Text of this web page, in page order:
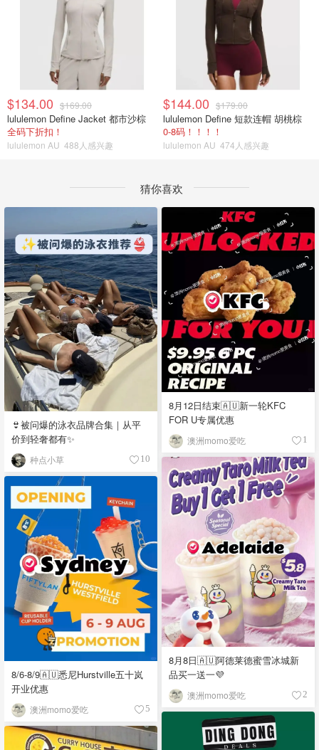
$134.00 $169.00
lululemon Define Jacket 都市沙棕
全码下折扣！
lululemon AU 488人感兴趣
$144.00 $179.00
lululemon Define 短款连帽 胡桃棕
0-8码！！！！
lululemon AU 474人感兴趣
猜你喜欢
👙被问爆的泳衣品牌合集｜从平
价到轻奢都有✨
种点小草 10
8月12日结束🇦🇺新一轮KFC
FOR U专属优惠
澳洲momo爱吃 1
8月8日🇦🇺阿德莱德蜜雪冰城新
品买一送一💜
澳洲momo爱吃 2
8/6-8/9🇦🇺悉尼Hurstville五十岚
开业优惠
澳洲momo爱吃 5